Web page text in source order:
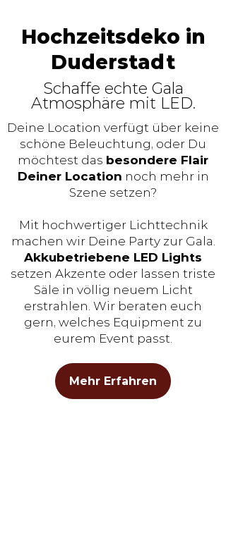
Hochzeitsdeko in
Duderstadt
Schaffe echte Gala
Atmosphäre mit LED.
Deine Location verfügt über keine
schöne Beleuchtung, oder Du
möchtest das besondere Flair
Deiner Location noch mehr in
Szene setzen?
Mit hochwertiger Lichttechnik
machen wir Deine Party zur Gala.
Akkubetriebene LED Lights
setzen Akzente oder lassen triste
Säle in völlig neuem Licht
erstrahlen. Wir beraten euch
gern, welches Equipment zu
eurem Event passt.
Mehr Erfahren